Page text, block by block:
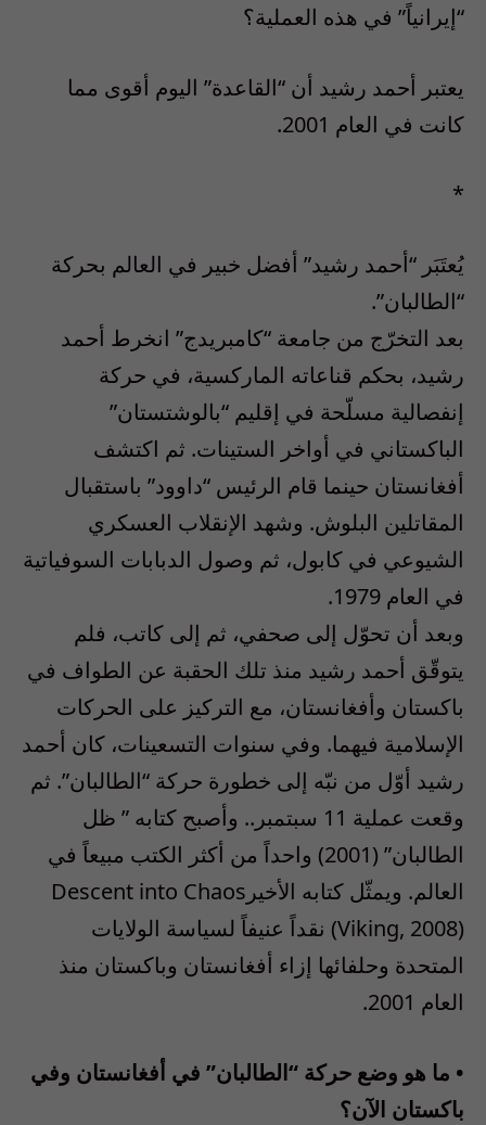
“إيرانياً” في هذه العملية؟
يعتبر أحمد رشيد أن “القاعدة” اليوم أقوى مما
كانت في العام 2001.
*
يُعتَبَر “أحمد رشيد” أفضل خبير في العالم بحركة
“الطالبان”.
بعد التخرّج من جامعة “كامبريدج” انخرط أحمد
رشيد، بحكم قناعاته الماركسية، في حركة
إنفصالية مسلّحة في إقليم “بالوشتستان”
الباكستاني في أواخر الستينات. ثم اكتشف
أفغانستان حينما قام الرئيس “داوود” باستقبال
المقاتلين البلوش. وشهد الإنقلاب العسكري
الشيوعي في كابول، ثم وصول الدبابات السوفياتية
في العام 1979.
وبعد أن تحوّل إلى صحفي، ثم إلى كاتب، فلم
يتوقّق أحمد رشيد منذ تلك الحقبة عن الطواف في
باكستان وأفغانستان، مع التركيز على الحركات
الإسلامية فيهما. وفي سنوات التسعينات، كان أحمد
رشيد أوّل من نبّه إلى خطورة حركة “الطالبان”. ثم
وقعت عملية 11 سبتمبر.. وأصبح كتابه ” ظل
الطالبان” (2001) واحداً من أكثر الكتب مبيعاً في
العالم. ويمثّل كتابه الأخيرDescent into Chaos
(Viking, 2008) نقداً عنيفاً لسياسة الولايات
المتحدة وحلفائها إزاء أفغانستان وباكستان منذ
العام 2001.
• ما هو وضع حركة “الطالبان” في أفغانستان وفي
باكستان الآن؟